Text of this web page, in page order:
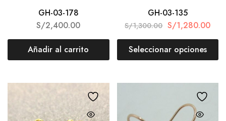
GH-03-178
S/2,400.00
Añadir al carrito
GH-03-135
S/1,300.00 S/1,280.00
Seleccionar opciones